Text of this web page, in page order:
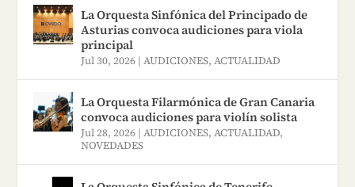
el grado profesional de
Conservatorio, decidimos
embarcarnos en esta
empresa, para intentar
cubrir las necesidades
tanto del estudiante de
La Orquesta Sinfónica del Principado de
Asturias convoca audiciones para viola
principal
Jul 30, 2026 |AUDICIONES,ACTUALIDAD
La Orquesta Filarmónica de Gran Canaria
convoca audiciones para violín solista
Jul 28, 2026 |AUDICIONES,ACTUALIDAD,
NOVEDADES